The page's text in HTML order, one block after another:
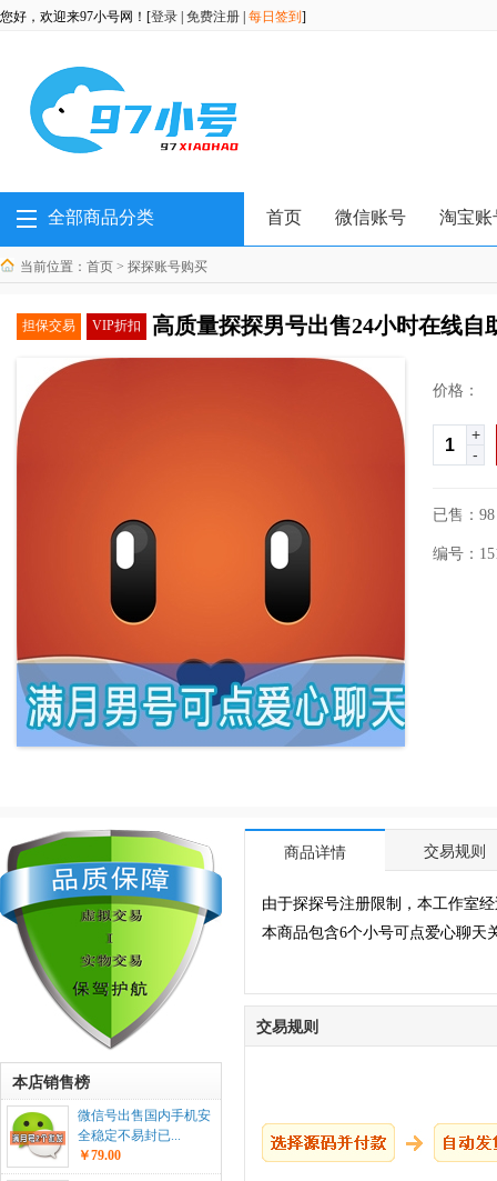
您好，欢迎来97小号网！[登录 免费注册 每日签到 ]
全部商品分类 首页 微信账号 淘宝账
当前位置： 首页 > 探探账号购买
担保交易 VIP折扣 高质量探探男号出售24小时在线自
价格：
+
-
已售：98
编号：
本店销售榜
微信号出售国内手机安
全稳定不易封已...
￥79.00
商品详情 交易规则
由于探探号注册限制，本工作室
本商品包含6个小号可点爱心聊天
交易规则